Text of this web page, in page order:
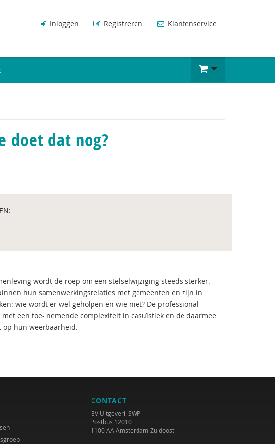
Inloggen Registreren Klantenservice
doet dat nog?
wordt de roep om een stelselwijziging steeds sterker.
hun samenwerkingsrelaties met gemeenten en zijn in
wie wordt er wel geholpen en wie niet? De professional
een toe- nemende complexiteit in casuïstiek en de daarmee
op hun weerbaarheid.
CONTACT
BV Uitgeverij SWP
Postbus 12010
1100 AA Amsterdam-Zuidoost